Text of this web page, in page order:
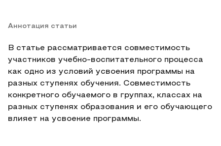
Аннотация статьи
В статье рассматривается совместимость
участников учебно-воспитательного процесса
как одно из условий усвоения программы на
разных ступенях обучения. Совместимость
конкретного обучаемого в группах, классах на
разных ступенях образования и его обучающего
влияет на усвоение программы.